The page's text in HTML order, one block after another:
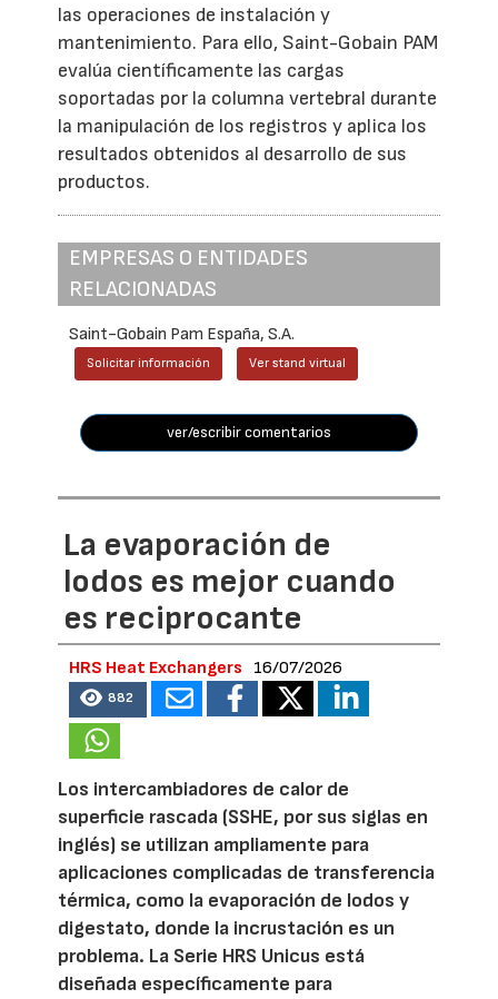
las operaciones de instalación y
mantenimiento. Para ello, Saint-Gobain PAM
evalúa científicamente las cargas
soportadas por la columna vertebral durante
la manipulación de los registros y aplica los
resultados obtenidos al desarrollo de sus
productos.
EMPRESAS O ENTIDADES
RELACIONADAS
Saint-Gobain Pam España, S.A.
Solicitar información Ver stand virtual
ver/escribir comentarios
La evaporación de
lodos es mejor cuando
es reciprocante
HRS Heat Exchangers 16/07/2026
882
Los intercambiadores de calor de
superficie rascada (SSHE, por sus siglas en
inglés) se utilizan ampliamente para
aplicaciones complicadas de transferencia
térmica, como la evaporación de lodos y
digestato, donde la incrustación es un
problema. La Serie HRS Unicus está
diseñada específicamente para